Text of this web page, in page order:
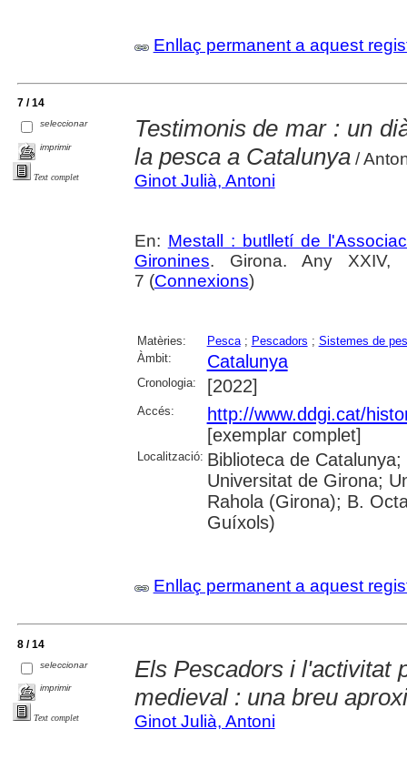
Enllaç permanent a aquest
7 / 14
seleccionar
imprimir
Text complet
Testimonis de mar : un
la pesca a Catalunya/
Ginot Julià, Antoni
En: Mestall : butlletí de
Gironines. Girona. Any XXIV,
7 (Connexions)
Matèries: Pesca; Pescadors ; Sistemes de
Àmbit:
Catalunya
Cronologia: [2022]
Accés:
http://www.ddgi.cat/
[exemplar complet]
Localització: Biblioteca de
Universitat de Girona;
Rahola (Girona); B.
Guíxols)
Enllaç permanent a aquest
8 / 14
seleccionar
imprimir
Text complet
Els Pescadors i l'activitat
medieval : una breu
Ginot Julià, Antoni